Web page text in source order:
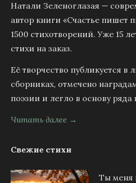
Натали Зеленоглазая —
автор книги «Счастье пишет
1500 стихотворений. Уже 15
стихи на заказ.
Её творчество публикуется в
сборниках, отмечено
поэзии и легло в основу ряда
Читать далее →
Свежие стихи
Ты меня